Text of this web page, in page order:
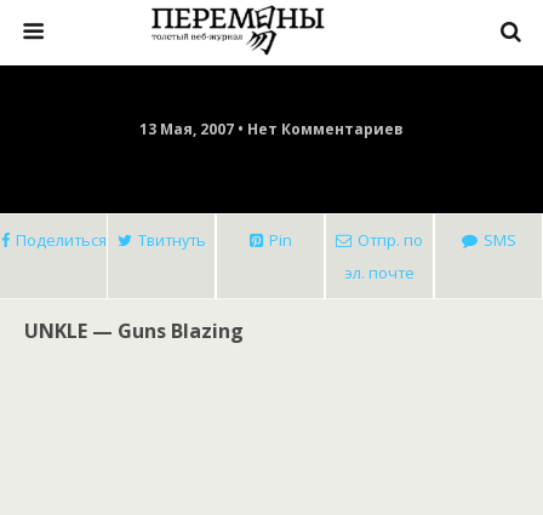
13 Мая, 2007 • Нет Комментариев
Поделиться Твитнуть Pin
Отпр. по
эл. почте
SMS
UNKLE — Guns Blazing